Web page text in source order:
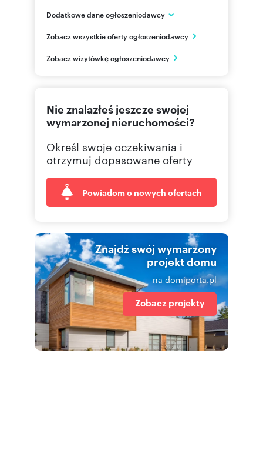
Dodatkowe dane ogłoszeniodawcy
Katowice
PL
733 73 Pokaż telefon
Zobacz wszystkie oferty ogłoszeniodawcy
Zobacz wizytówkę ogłoszeniodawcy
Nie znalazłeś jeszcze swojej
wymarzonej nieruchomości?
Określ swoje oczekiwania i
otrzymuj dopasowane oferty
Powiadom o nowych ofertach
Znajdź swój wymarzony
projekt domu
na domiporta.pl
Zobacz projekty